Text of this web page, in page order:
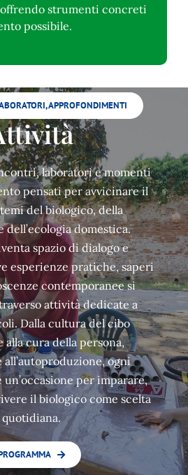
offrendo strumenti concreti
possibile.
APPROFONDIMENTI
laboratori e momenti
pensati per avvicinare il
del biologico, della
dell’ecologia domestica.
spazio di dialogo e
esperienze pratiche, saperi
contemporanee si
attività dedicate a
Dalla cultura del cibo
alla cura della persona,
all’autoproduzione, ogni
per imparare,
il biologico come scelta
quotidiana.